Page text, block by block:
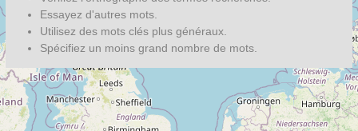
Essayez d'autres mots.
Utilisez des mots clés plus généraux.
Spécifiez un moins grand nombre de mots.